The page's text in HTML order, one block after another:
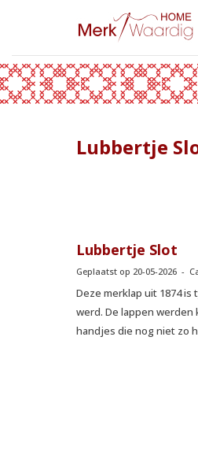
Lubbertje
Lubbertje Slot
Geplaatst op 20-05-2026 -
Deze merklap uit 1874
werd. De lappen
handjes die nog niet zo